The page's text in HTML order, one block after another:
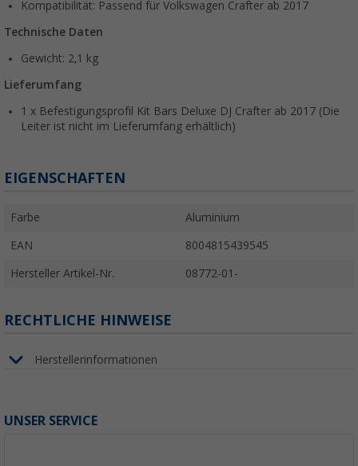
Kompatibilität: Passend für Volkswagen Crafter ab 2017
Technische Daten
Gewicht: 2,1 kg
Lieferumfang
1 x Befestigungsprofil Kit Bars Deluxe DJ Crafter ab 2017 (Die
Leiter ist nicht im Lieferumfang erhältlich)
EIGENSCHAFTEN
Farbe Aluminium
EAN 8004815439545
Hersteller Artikel-Nr. 08772-01-
RECHTLICHE HINWEISE
Herstellerinformationen
UNSER SERVICE